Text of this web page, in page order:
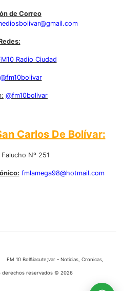
de Correo
Radio Ciudad
@fm10bolivar
@fm10bolivar
Carlos De Bolívar:
Falucho Nº 251
fmlamega98@hotmail.com
FM 10 Bol&iacute;var - Noticias, Cronicas,
derechos reservados © 2026